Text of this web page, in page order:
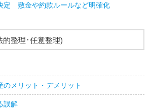
定 敷金や約款ルールなど明確化
的整理･任意整理)
のメリット・デメリット
誤解